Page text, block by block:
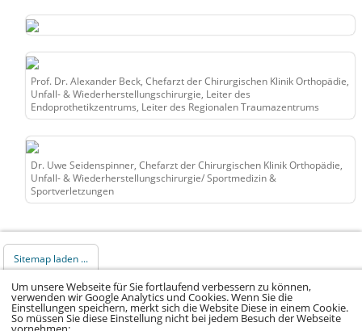
Prof. Dr. Alexander Beck, Chefarzt der Chirurgischen Klinik Orthopädie,
Unfall- & Wiederherstellungschirurgie, Leiter des
Endoprothetikzentrums, Leiter des Regionalen Traumazentrums
Dr. Uwe Seidenspinner, Chefarzt der Chirurgischen Klinik Orthopädie,
Unfall- & Wiederherstellungschirurgie/ Sportmedizin &
Sportverletzungen
Sitemap laden ...
© 2026 Klinikum Würzburg Mitte gGmbH •
Impressum• Datenschutz•Datenschutz Social
Um unsere Webseite für Sie fortlaufend verbessern zu können,
verwenden wir Google Analytics und Cookies. Wenn Sie die
Einstellungen speichern, merkt sich die Website Diese in einem Cookie.
So müssen Sie diese Einstellung nicht bei jedem Besuch der Webseite